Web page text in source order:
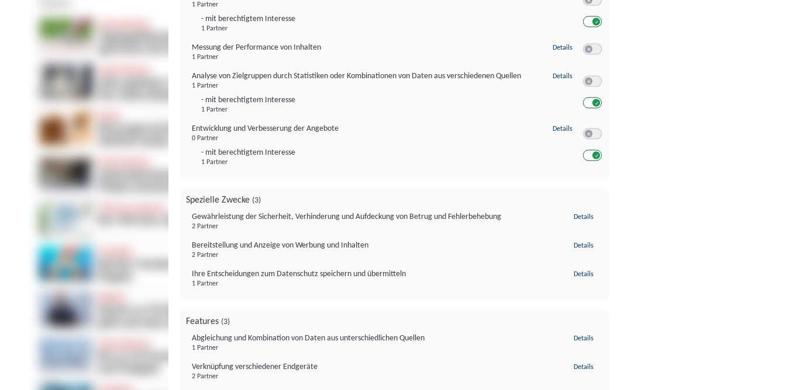
1 Partner
- mit berechtigtem Interesse
1 Partner
Messung der Performance von Inhalten
1 Partner
Details zu Messung der Performance von Inhalten
Analyse von Zielgruppen durch Statistiken oder Kombinationen von Daten aus verschiedenen Quellen
1 Partner
- mit berechtigtem Interesse
1 Partner
Details zu Analyse von Zielgruppen durch Statistiken oder Kombinationen von
Entwicklung und Verbesserung der Angebote
0 Partner
- mit berechtigtem Interesse
1 Partner
Details zu Entwicklung und Verbesserung der Angebote
Spezielle Zwecke (3)
Gewährleistung der Sicherheit, Verhinderung und Aufdeckung von Betrug und Fehlerbehebung
2 Partner
Details
Bereitstellung und Anzeige von Werbung und Inhalten
2 Partner
Details
Ihre Entscheidungen zum Datenschutz speichern und übermitteln
1 Partner
Details
Features (3)
Abgleichung und Kombination von Daten aus unterschiedlichen Quellen
1 Partner
Details
Verknüpfung verschiedener Endgeräte
2 Partner
Details